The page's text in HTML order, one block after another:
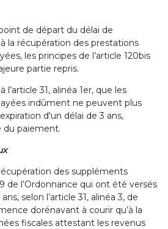
de départ du délai de
la récupération des prestations
les principes de l’article 120bis
partie repris.
l’article 31, alinéa 1er, que les
indûment ne peuvent plus
d'un délai de 3 ans,
du paiement.
des suppléments
de l’Ordonnance qui ont été versés
selon l’article 31, alinéa 3, de
dorénavant à courir qu’à la
fiscales attestant les revenus